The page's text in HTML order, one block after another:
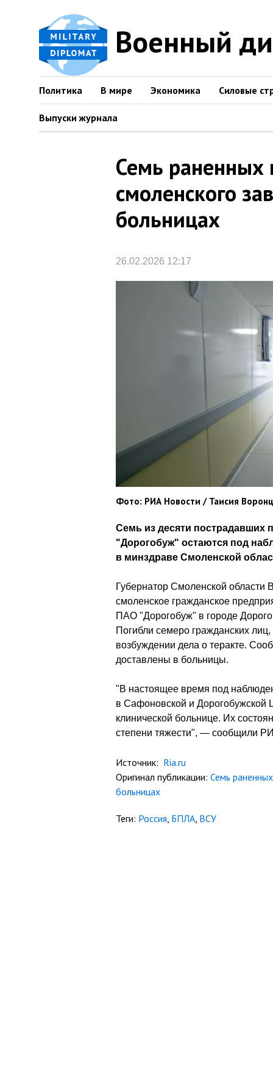
Военный
Политика В мире Экономика Силовые
Выпуски журнала
Семь раненных
смоленского
больницах
26.02.2026 12:17
Фото: РИА Новости / Таисия
Семь из десяти пострадавших
"Дорогобуж" остаются под
в минздраве Смоленской
Губернатор Смоленской области
смоленское гражданское
ПАО "Дорогобуж" в городе
Погибли семеро гражданских
возбуждении дела о теракте.
доставлены в больницы.
"В настоящее время под
в Сафоновской и Дорогобужской
клинической больнице. Их
степени тяжести", — сообщили
Источник: Ria.ru
Оригинал публикации: Семь
больницах
Теги: Россия БПЛА ВСУ